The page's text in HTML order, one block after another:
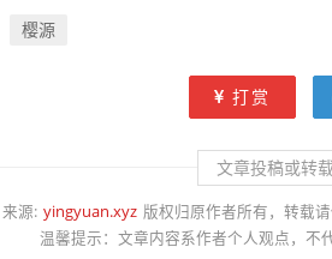
樱源
打赏
文章投稿或转载
来源: yingyuan.xyz 版权归原作者所有，转载
温馨提示：文章内容系作者个人观点，不